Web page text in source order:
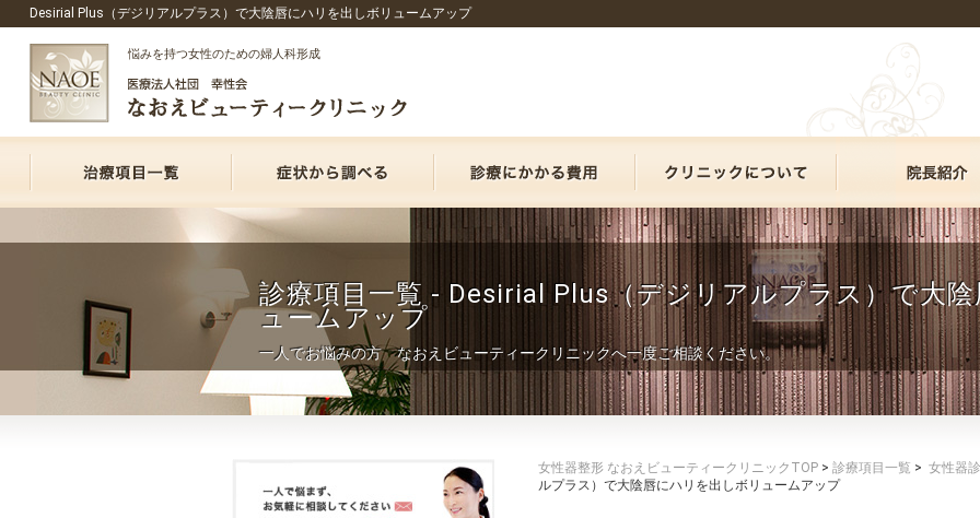
Desirial Plus（デジリアルプラス）で大陰唇にハリを出しボリュームアップ
悩みを持つ女性のための婦人科形成
診療項目一覧 - Desirial Plus（デジリアルプラス）で大
ュームアップ
一人でお悩みの方 なおえビューティークリニックへ一度ご相談ください。
女性器整形 なおえビューティークリニックTOP > 診療項目一覧 > 女性器
ルプラス）で大陰唇にハリを出しボリュームアップ